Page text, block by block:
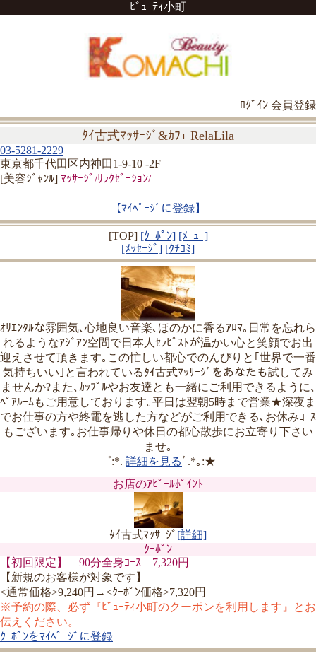
ﾋﾞｭｰﾃｨ小町
ﾛｸﾞｲﾝ 会員登録
ﾀｲ古式ﾏｯｻｰｼﾞ&ｶﾌｪ RelaLila
03-5281-2229
東京都千代田区内神田1-9-10 -2F
[美容ｼﾞｬﾝﾙ] ﾏｯｻｰｼﾞ/ﾘﾗｸｾﾞｰｼｮﾝ/
【ﾏｲﾍﾟｰｼﾞに登録】
[TOP] [ｸｰﾎﾟﾝ] [ﾒﾆｭｰ]
[ﾒｯｾｰｼﾞ] [ｸﾁｺﾐ]
ｵﾘｴﾝﾀﾙな雰囲気､心地良い音楽､ほのかに香るｱﾛﾏ｡日常を忘れら
れるようなｱｼﾞｱﾝ空間で日本人ｾﾗﾋﾟｽﾄが温かい心と笑顔でお出
迎えさせて頂きます｡この忙しい都心でのんびりと｢世界で一番
気持ちいい｣と言われているﾀｲ古式ﾏｯｻｰｼﾞをあなたも試してみ
ませんか?また､ｶｯﾌﾟﾙやお友達とも一緒にご利用できるように､
ﾍﾟｱﾙｰﾑもご用意しております｡平日は翌朝5時まで営業★深夜ま
でお仕事の方や終電を逃した方などがご利用できる､お休みｺｰｽ
もございます｡お仕事帰りや休日の都心散歩にお立寄り下さい
ませ｡
゜:*. 詳細を見るﾞ.*｡:★
お店のｱﾋﾟｰﾙﾎﾟｲﾝﾄ
ﾀｲ古式ﾏｯｻｰｼﾞ [詳細]
ｸｰﾎﾟﾝ
【初回限定】 90分全身ｺｰｽ 7,320円
【新規のお客様が対象です】
<通常価格>9,240円→<ｸｰﾎﾟﾝ価格>7,320円
※予約の際、必ず『ﾋﾞｭｰﾃｨ小町のクーポンを利用します』とお
伝えください。
ｸｰﾎﾟﾝをﾏｲﾍﾟｰｼﾞに登録